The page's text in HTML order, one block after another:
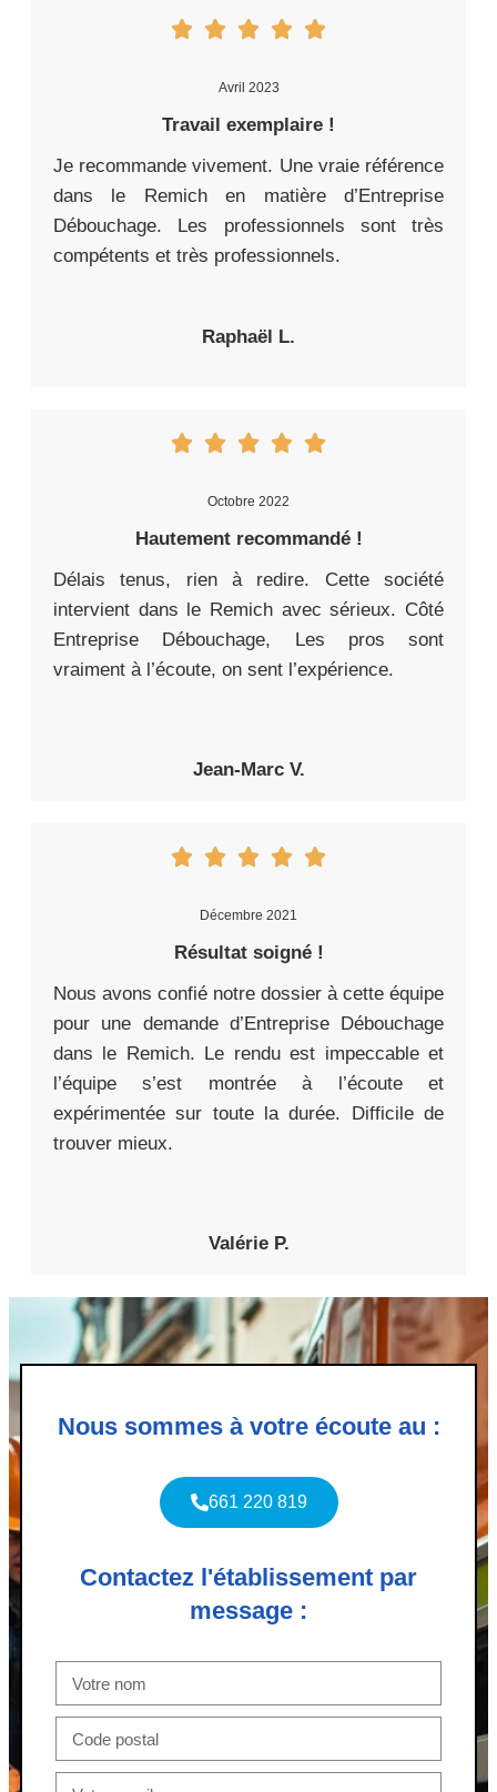
Avril 2023
Travail exemplaire !
Je recommande vivement. Une vraie référence
dans le Remich en matière d’Entreprise
Débouchage. Les professionnels sont très
compétents et très professionnels.
Raphaël L.
Octobre 2022
Hautement recommandé !
Délais tenus, rien à redire. Cette société
intervient dans le Remich avec sérieux. Côté
Entreprise Débouchage, Les pros sont
vraiment à l’écoute, on sent l’expérience.
Jean-Marc V.
Décembre 2021
Résultat soigné !
Nous avons confié notre dossier à cette équipe
pour une demande d’Entreprise Débouchage
dans le Remich. Le rendu est impeccable et
l’équipe s’est montrée à l’écoute et
expérimentée sur toute la durée. Difficile de
trouver mieux.
Valérie P.
Nous sommes à votre écoute au :
661 220 819
Contactez l'établissement par
message :